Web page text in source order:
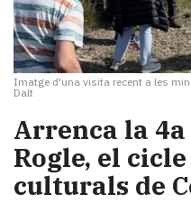
Imatge d'una visita recent a les
Dalt
Arrenca la
Rogle, el
culturals de